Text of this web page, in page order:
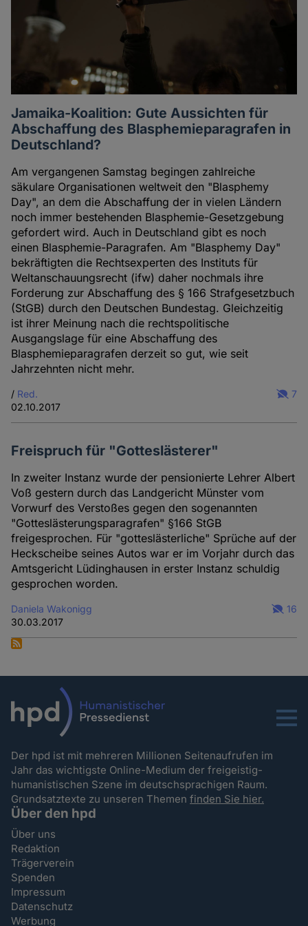
Jamaika-Koalition: Gute Aussichten für
Abschaffung des Blasphemieparagrafen in
Deutschland?
Am vergangenen Samstag begingen zahlreiche
säkulare Organisationen weltweit den "Blasphemy
Day", an dem die Abschaffung der in vielen Ländern
noch immer bestehenden Blasphemie-Gesetzgebung
gefordert wird. Auch in Deutschland gibt es noch
einen Blasphemie-Paragrafen. Am "Blasphemy Day"
bekräftigten die Rechtsexperten des Instituts für
Weltanschauungsrecht (ifw) daher nochmals ihre
Forderung zur Abschaffung des § 166 Strafgesetzbuch
(StGB) durch den Deutschen Bundestag. Gleichzeitig
ist ihrer Meinung nach die rechtspolitische
Ausgangslage für eine Abschaffung des
Blasphemieparagrafen derzeit so gut, wie seit
Jahrzehnten nicht mehr.
/ Red.
02.10.2017
7
Freispruch für "Gotteslästerer"
In zweiter Instanz wurde der pensionierte Lehrer Albert
Voß gestern durch das Landgericht Münster vom
Vorwurf des Verstoßes gegen den sogenannten
"Gotteslästerungsparagrafen" §166 StGB
freigesprochen. Für "gotteslästerliche" Sprüche auf der
Heckscheibe seines Autos war er im Vorjahr durch das
Amtsgericht Lüdinghausen in erster Instanz schuldig
gesprochen worden.
Daniela Wakonigg
30.03.2017
16
Menu
Der hpd ist mit mehreren Millionen Seitenaufrufen im
Jahr das wichtigste Online-Medium der freigeistig-
humanistischen Szene im deutschsprachigen Raum.
Grundsatztexte zu unseren Themenfinden Sie hier.
Über den hpd
Über uns
Redaktion
Trägerverein
Spenden
Impressum
Datenschutz
Werbung